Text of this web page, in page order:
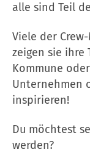
alle sind Teil
Viele der
zeigen sie ihre
Kommune
Unternehmen
inspirieren!
Du möchtest
werden?